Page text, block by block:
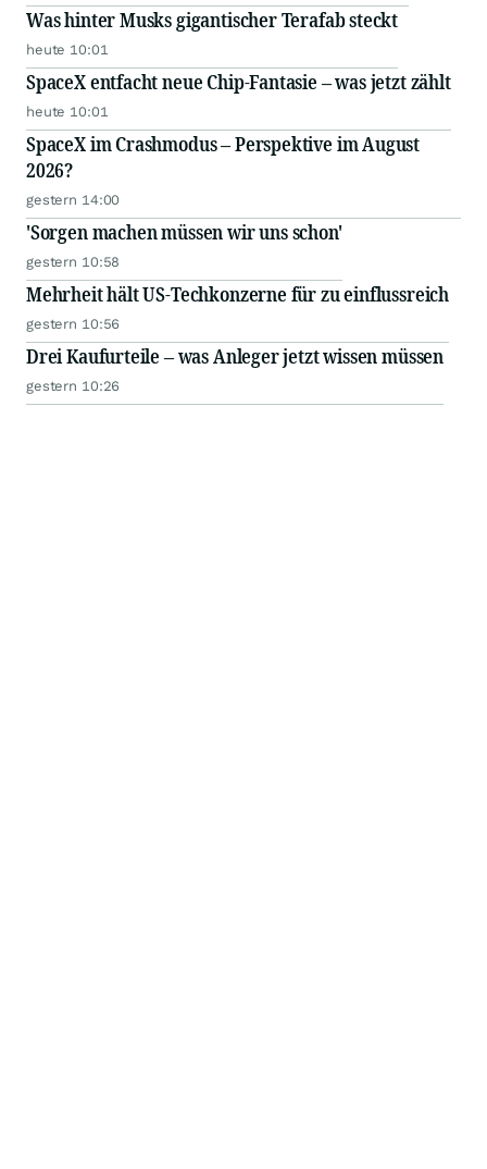
Was hinter Musks gigantischer Terafab steckt
heute 10:01
SpaceX entfacht neue Chip-Fantasie – was jetzt zählt
heute 10:01
SpaceX im Crashmodus – Perspektive im August
2026?
gestern 14:00
'Sorgen machen müssen wir uns schon'
gestern 10:58
Mehrheit hält US-Techkonzerne für zu einflussreich
gestern 10:56
Drei Kaufurteile – was Anleger jetzt wissen müssen
gestern 10:26